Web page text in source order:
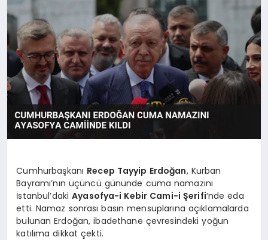
RÜYA TABIRLERI
SAĞLIK
TEKNOLOJI
Cumhurbaşkanı Recep Tayyip Erdoğan, Kurban
Bayramı’nın üçüncü gününde cuma namazını
İstanbul’dakiAyasofya-i Kebir Cami-i Şerifi‘nde eda
etti. Namaz sonrası basın mensuplarına açıklamalarda
bulunan Erdoğan, ibadethane çevresindeki yoğun
katılıma dikkat çekti.